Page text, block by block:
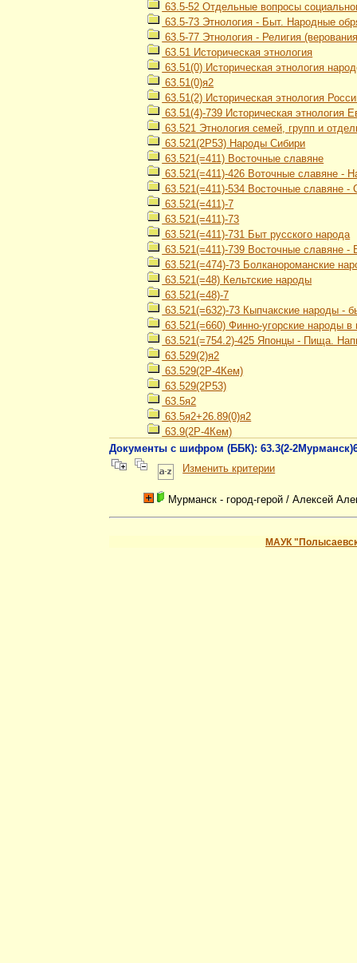
63.5-52 Отдельные вопросы
63.5-73 Этнология - Быт. Народные
63.5-77 Этнология - Религия
63.51 Историческая этнология
63.51(0) Историческая этнология
63.51(0)я2
63.51(2) Историческая этнология
63.51(4)-739 Историческая
63.521 Этнология семей, групп и
63.521(2Р53) Народы Сибири
63.521(=411) Восточные славяне
63.521(=411)-426 Воточные славяне -
63.521(=411)-534 Восточные славяне
63.521(=411)-7
63.521(=411)-73
63.521(=411)-731 Быт русского народа
63.521(=411)-739 Восточные славяне
63.521(=474)-73 Болканороманские
63.521(=48) Кельтские народы
63.521(=48)-7
63.521(=632)-73 Кыпчакские народы -
63.521(=660) Финно-угорские народы в
63.521(=754.2)-425 Японцы - Пища.
63.529(2)я2
63.529(2Р-4Кем)
63.529(2Р53)
63.5я2
63.5я2+26.89(0)я2
63.9(2Р-4Кем)
Документы с шифром (ББК): 63.3(2-
Изменить критерии
Мурманск - город-герой / Алексей
МАУК